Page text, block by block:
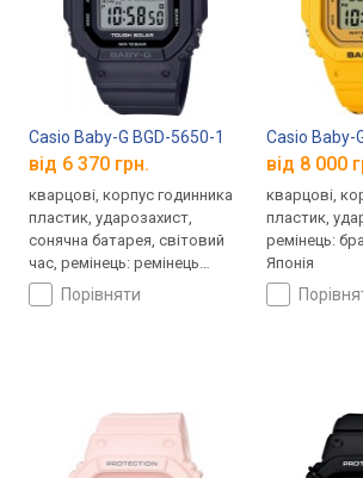
Casio Baby-G BGD-5650-1
від 6 370 грн.
кварцові, корпус годинника
пластик, ударозахист,
сонячна батарея, світовий
час, ремінець: ремінець
каучук, WR 100, Японія
порівняти
Casio Baby-
від 8 000
кварцові,
пластик,
ремінець:
Японія